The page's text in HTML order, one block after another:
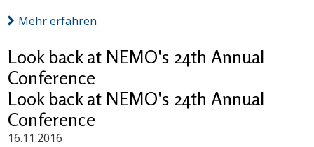
Mehr erfahren
Look back at NEMO's 24th Annual
Conference
Look back at NEMO's 24th Annual
Conference
16.11.2016